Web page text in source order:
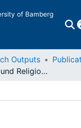
of Bamberg
Outputs
Christentum und Religionen elementar : lebensweltlich - theologisch- didaktisch